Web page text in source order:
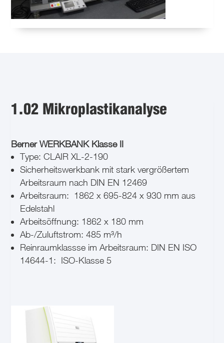
1.02 Mikroplastikanalyse
Berner WERKBANK Klasse II
Type: CLAIR XL-2-190
Sicherheitswerkbank mit stark vergrößertem
Arbeitsraum nach DIN EN 12469
Arbeitsraum: 1862 x 695-824 x 930 mm aus
Edelstahl
Arbeitsöffnung: 1862 x 180 mm
Ab-/Zuluftstrom: 485 m³/h
Reinraumklassse im Arbeitsraum: DIN EN ISO
14644-1: ISO-Klasse 5